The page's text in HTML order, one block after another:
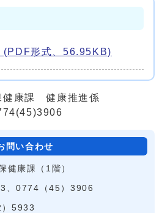
(PDF形式、56.95KB)
康課 健康推進係
問い合わせ
健康課（1階）
、0774（45）3906
5933